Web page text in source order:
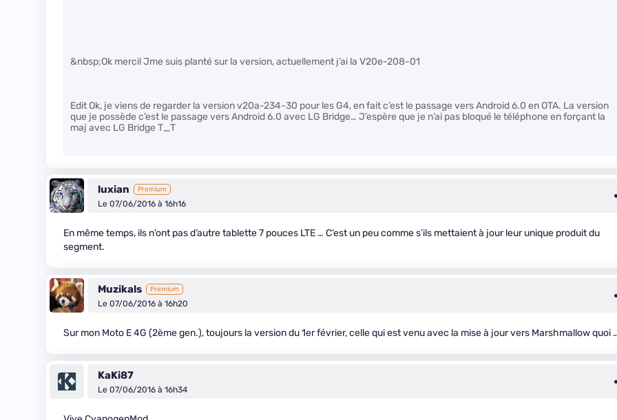
&nbsp;Ok merci! Jme suis planté sur la version, actuellement j’ai la V20e-208-01
Edit Ok, je viens de regarder la version v20a-234-30 pour les G4, en fait c’est le passage vers Android 6.0 en OTA. La version
que je possède c’est le passage vers Android 6.0 avec LG Bridge… J’espère que je n’ai pas bloqué le téléphone en forçant la
maj avec LG Bridge T_T
luxian Premium
Le 07/06/2016 à 16h16
En même temps, ils n’ont pas d’autre tablette 7 pouces LTE … C’est un peu comme s’ils mettaient à jour leur unique produit du
segment.
Muzikals Premium
Le 07/06/2016 à 16h20
Sur mon Moto E 4G (2ème gen.), toujours la version du 1er février, celle qui est venu avec la mise à jour vers Marshmallow quoi
KaKi87
Le 07/06/2016 à 16h34